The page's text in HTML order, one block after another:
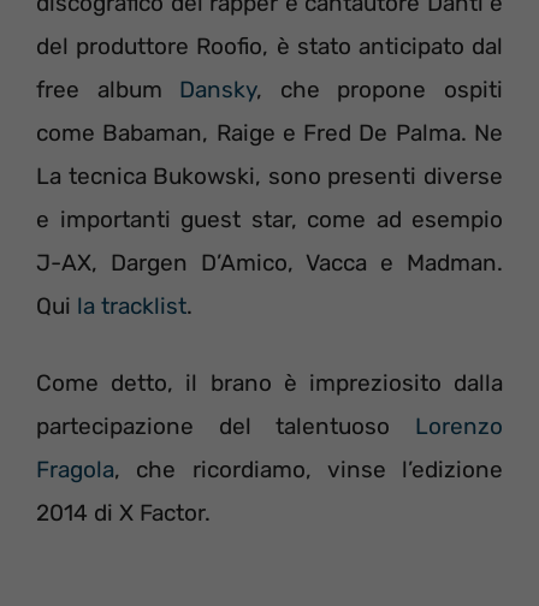
del produttore Roofio, è stato anticipato dal
free album Dansky, che propone ospiti
come Babaman, Raige e Fred De Palma. Ne
La tecnica Bukowski, sono presenti diverse
e importanti guest star, come ad esempio
J-AX, Dargen D’Amico, Vacca e Madman.
Qui la tracklist.
Come detto, il brano è impreziosito dalla
partecipazione del talentuoso Lorenzo
Fragola, che ricordiamo, vinse l’edizione
2014 di X Factor.